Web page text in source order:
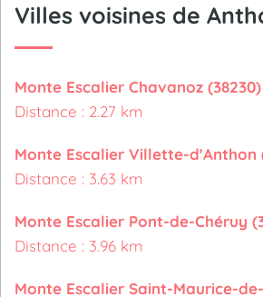
Villes voisines de
Monte Escalier Chavanoz (38230)
Distance : 2.27 km
Monte Escalier Villette-d'Anthon
Distance : 3.63 km
Monte Escalier Pont-de-Chéruy
Distance : 3.96 km
Monte Escalier Saint-Maurice-